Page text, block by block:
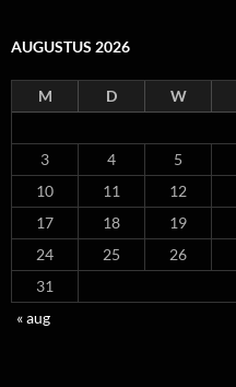
AUGUSTUS 2026
M D W
3
4 5
10
11 12
17
18 19
24
25 26
31
« aug